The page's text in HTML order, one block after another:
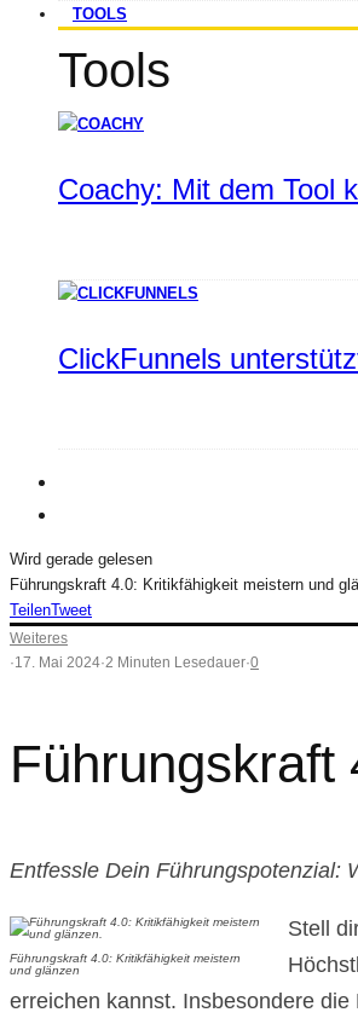
TOOLS
Tools
Coachy: Mit dem Tool
ClickFunnels
Wird gerade gelesen
Führungskraft 4.0: Kritikfähigkeit meistern und
TeilenTweet
Weiteres
·17. Mai 2024·2 Minuten Lesedauer·0
Führungskraft
Entfessle Dein Führungspotenzial:
Führungskraft 4.0: Kritikfähigkeit meistern
und glänzen
Stell
erreichen kannst. Insbesondere